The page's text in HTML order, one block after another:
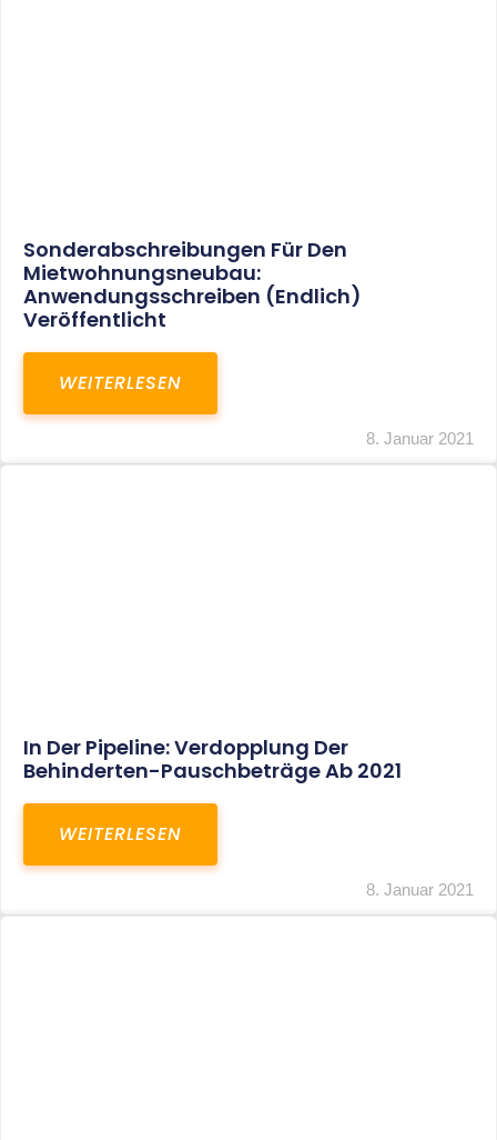
Sonderabschreibungen Für Den
Mietwohnungsneubau:
Anwendungsschreiben (endlich)
Veröffentlicht
WEITERLESEN
8. Januar 2021
In Der Pipeline: Verdopplung Der
Behinderten-Pauschbeträge Ab 2021
WEITERLESEN
8. Januar 2021